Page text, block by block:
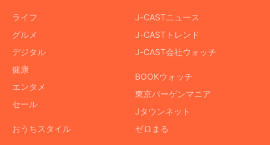
ライフ
グルメ
デジタル
健康
エンタメ
セール
おうちスタイル
J-CASTニュース
J-CASTトレンド
J-CAST会社ウォッチ
BOOKウォッチ
東京バーゲンマニア
Jタウンネット
ゼロまる